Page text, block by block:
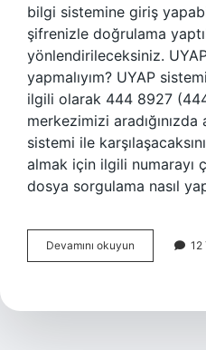
bilgi sistemine giriş
şifrenizle doğrulama
yönlendirileceksiniz.
yapmalıyım? UYAP
ilgili olarak 444 8927
merkezimizi aradığınızda
sistemi ile
almak için ilgili numarayı
dosya sorgulama nasıl
Devamını okuyun
Devlet
A
12